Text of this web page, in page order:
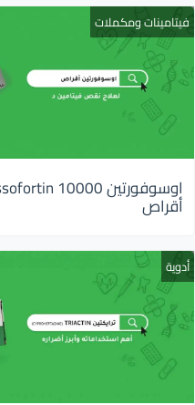
فيتامينات ومكملات
أقراص
أدوية